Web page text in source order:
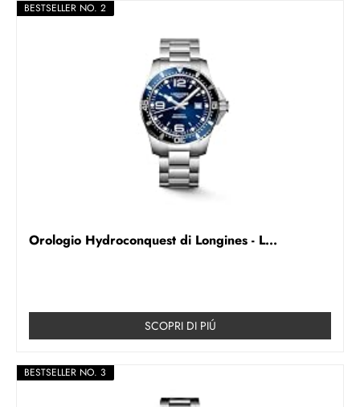
BESTSELLER NO. 2
Orologio Hydroconquest di Longines - L...
SCOPRI DI PIÚ
BESTSELLER NO. 3